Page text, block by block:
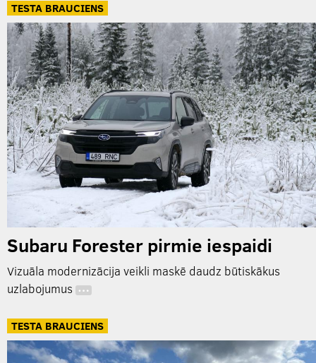
TESTA BRAUCIENS
Subaru Forester pirmie iespaidi
Vizuāla modernizācija veikli maskē daudz būtiskākus
uzlabojumus …
TESTA BRAUCIENS